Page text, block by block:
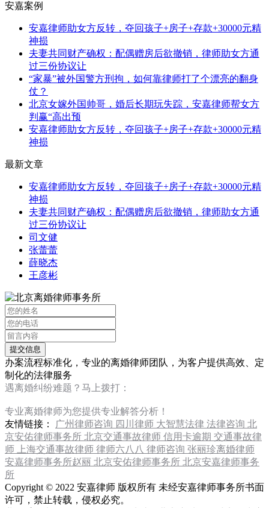
安嘉案例
安嘉律师助女方反转，夺回孩子+房子+存款+30000元精
神损
夫妻共同财产确权：配偶赠房后欲撤销，律师助女方通
过三份协议让
“家暴”被外国警方刑拘，如何靠律师打了个漂亮的翻身
仗？
北京女嫁外国帅哥，婚后长期玩失踪，安嘉律师帮女方
判赢“高出预
安嘉律师助女方反转，夺回孩子+房子+存款+30000元精
神损
最新文章
安嘉律师助女方反转，夺回孩子+房子+存款+30000元精
神损
夫妻共同财产确权：配偶赠房后欲撤销，律师助女方通
过三份协议让
司文健
张蕾蕾
薛晓杰
王彦彬
办案流程标准化，专业的离婚律师团队，为客户提供高效、定
制化的法律服务
遇离婚纠纷难题？马上拨打：
专业离婚律师为您提供专业解答分析！
友情链接： 广州律师咨询 四川律师 大智慧法律 法律咨询 北
京安佑律师事务所 北京交通事故律师 信用卡逾期 交通事故律
师 上海交通事故律师 律师六八八 律师咨询 张丽珍离婚律师
安嘉律师事务所赵丽 北京安佑律师事务所 北京安嘉律师事务
所
Copyright © 2022 安嘉律师 版权所有 未经安嘉律师事务所书面
许可，禁止转载，侵权必究。